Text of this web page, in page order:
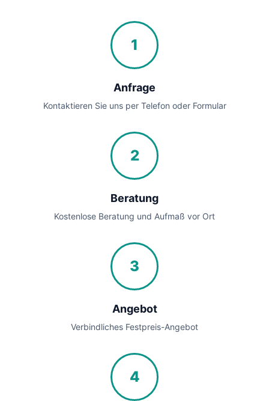
1
Anfrage
Kontaktieren Sie uns per Telefon oder Formular
2
Beratung
Kostenlose Beratung und Aufmaß vor Ort
3
Angebot
Verbindliches Festpreis-Angebot
4